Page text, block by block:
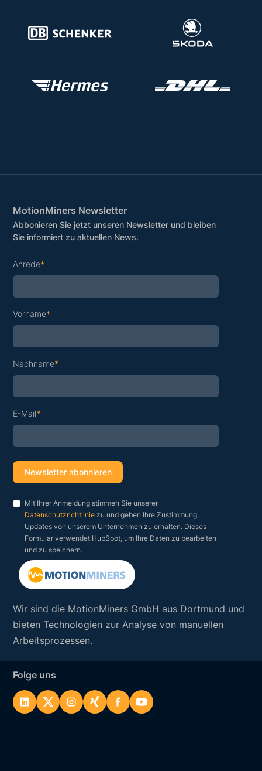
Wir sind die MotionMiners GmbH aus Dortmund und
bieten Technologien zur Analyse von manuellen
Arbeitsprozessen.
Folge uns
MotionMiners Newsletter
Abbonieren Sie jetzt unseren Newsletter und bleiben
Sie informiert zu aktuellen News.
Anrede*
Vorname*
Nachname*
E-Mail*
Mit Ihrer Anmeldung stimmen Sie unserer
Datenschutzrichtlinie zu und geben Ihre Zustimmung,
Updates von unserem Unternehmen zu erhalten. Dieses
Formular verwendet HubSpot, um Ihre Daten zu bearbeiten
und zu speichern.